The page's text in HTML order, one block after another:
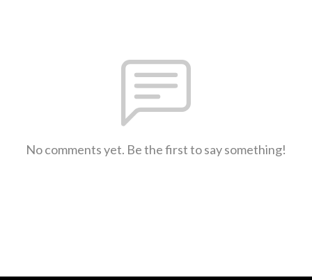
No comments yet. Be the first to say something!